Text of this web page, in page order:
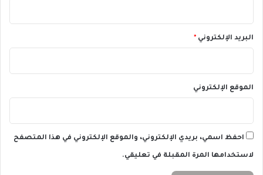
البريد الإلكتروني *
الموقع الإلكتروني
احفظ اسمي، بريدي الإلكتروني، والموقع الإلكتروني في هذا المتصفح
لاستخدامها المرة المقبلة في تعليقي.